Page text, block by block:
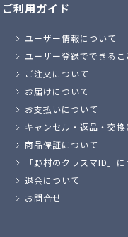
ご利用ガイド
ユーザー情報について
ユーザー登録でできるこ
ご注文について
お届けについて
お支払いについて
キャンセル・返品・交換
商品保証について
「野村のクラスマID」
退会について
お問合せ